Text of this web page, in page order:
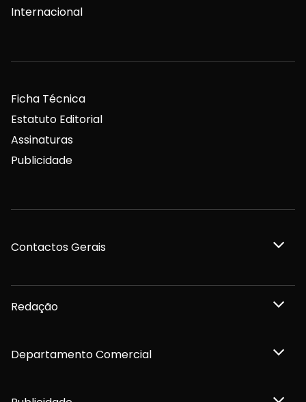
Internacional
Ficha Técnica
Estatuto Editorial
Assinaturas
Publicidade
Contactos Gerais
Redação
Departamento Comercial